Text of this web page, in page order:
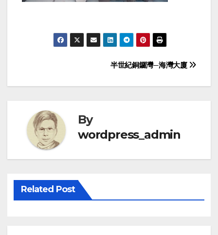
navigation
半世紀銅鑼灣─海灣大廈
By
wordpress_admin
Related Post